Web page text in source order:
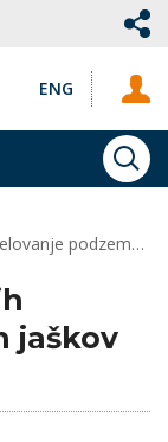
ENG
podzemnih prostorov, predorov in jaškov
jaškov